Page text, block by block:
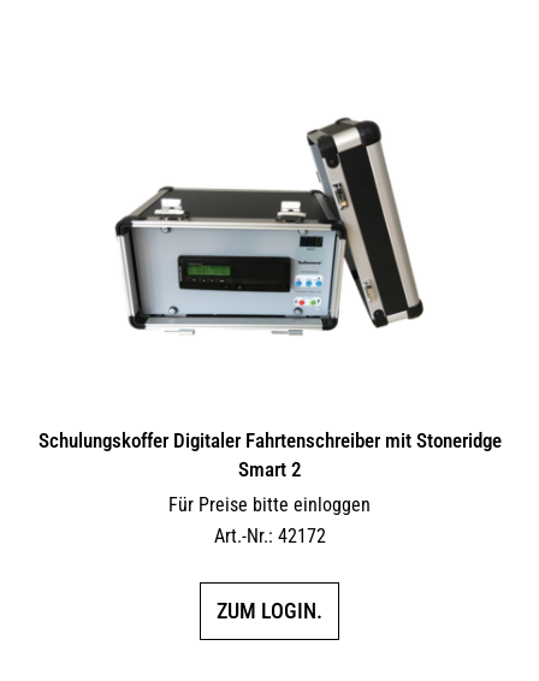
Schulungskoffer Digitaler Fahrtenschreiber mit Stoneridge
Smart 2
Für Preise bitte einloggen
Art.-Nr.: 42172
ZUM LOGIN.